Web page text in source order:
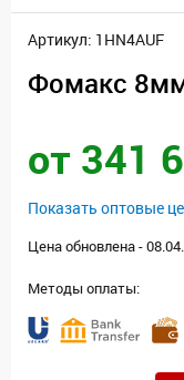
Артикул: 1HN4AUF
Фомакс
от 341
Показать оптовые
Цена обновлена -
Методы оплаты: